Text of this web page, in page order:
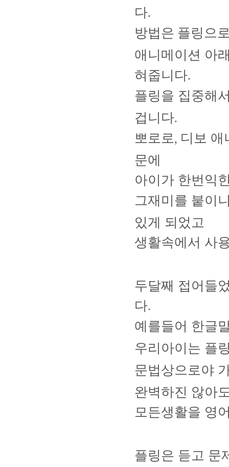
다.
방법은 플링으
애니메이션 아
혀줍니다.
플링을 집중해
겁니다.
뽀로로, 디보 애
문에
아이가 한번익
그재미를 붙이
있게 되었고
생활속에서 사
두달째 접어들
다.
예를들어 한글
우리아이는 플
문법상으로야
완벽하진 않아
모든생활을 영
플링은 듣고 문